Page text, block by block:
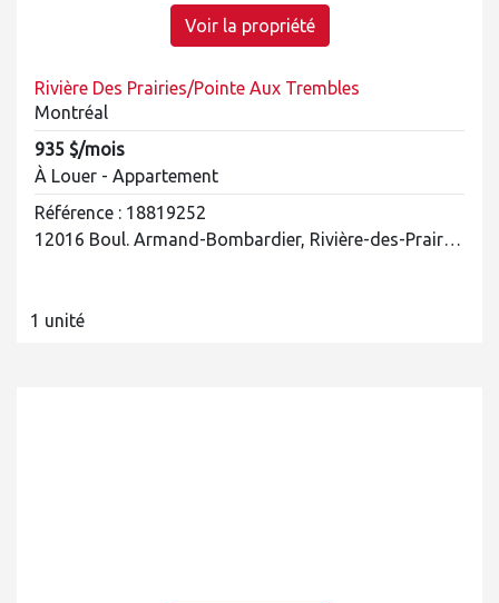
Voir la propriété
Rivière Des Prairies/Pointe Aux Trembles
Montréal
935 $/mois
À Louer - Appartement
Référence : 18819252
12016 Boul. Armand-Bombardier, Rivière-des-Prairies/Pointe-aux-Trembles
1 unité